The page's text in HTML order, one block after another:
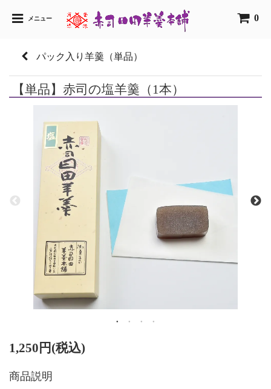
メニュー 0
パック入り羊羹（単品）
【単品】赤司の塩羊羹（1本）
1,250円(税込)
商品説明